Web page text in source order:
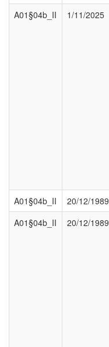
A01§04b_II
1/11/2025
A01§04b_II
20/12/1989
A01§04b_II
20/12/1989